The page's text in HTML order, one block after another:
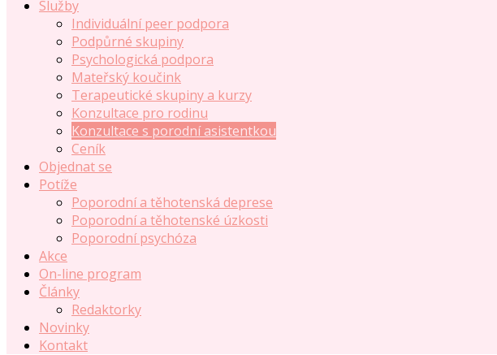
Služby
Individuální peer podpora
Podpůrné skupiny
Psychologická podpora
Mateřský koučink
Terapeutické skupiny a kurzy
Konzultace pro rodinu
Konzultace s porodní asistentkou
Ceník
Objednat se
Potíže
Poporodní a těhotenská deprese
Poporodní a těhotenské úzkosti
Poporodní psychóza
Akce
On-line program
Články
Redaktorky
Novinky
Kontakt